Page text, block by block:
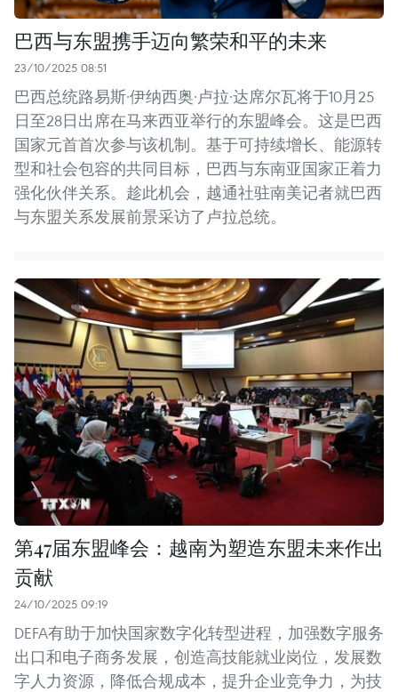
巴西与东盟携手迈向繁荣和平的未来
23/10/2025 08:51
巴西总统路易斯·伊纳西奥·卢拉·达席尔瓦将于10月25
日至28日出席在马来西亚举行的东盟峰会。这是巴西
国家元首首次参与该机制。基于可持续增长、能源转
型和社会包容的共同目标，巴西与东南亚国家正着力
强化伙伴关系。趁此机会，越通社驻南美记者就巴西
与东盟关系发展前景采访了卢拉总统。
第47届东盟峰会：越南为塑造东盟未来作出
贡献
24/10/2025 09:19
DEFA有助于加快国家数字化转型进程，加强数字服务
出口和电子商务发展，创造高技能就业岗位，发展数
字人力资源，降低合规成本，提升企业竞争力，为技